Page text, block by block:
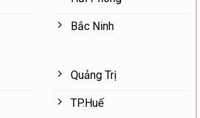
Bắc Ninh
Quảng Trị
TP.Huế